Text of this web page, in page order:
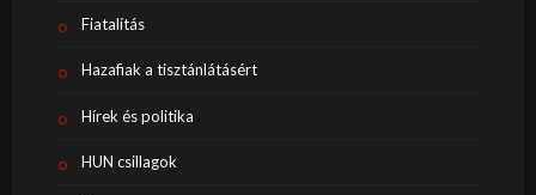
Fiatalítás
Hazafiak a tisztánlátásért
Hírek és politika
HUN csillagok